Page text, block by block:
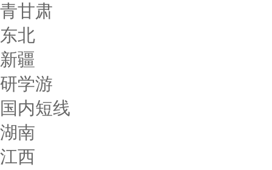
青甘肃
东北
新疆
研学游
国内短线
湖南
江西